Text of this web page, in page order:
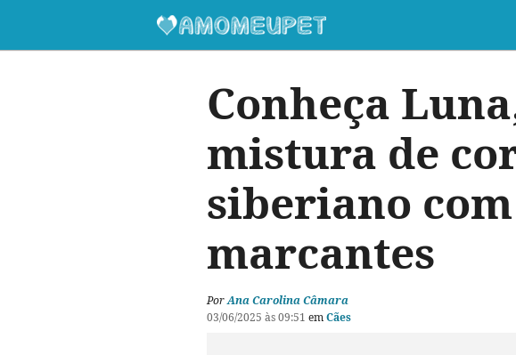
Conheça
mistura de
siberiano
marcantes
PorAna Carolina Câmara
03/06/2025 às 09:51 emCães